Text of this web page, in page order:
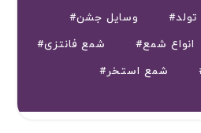
تولد
#وسایل جشن
#انواع شمع
#شمع فانتزی
#شمع استخر